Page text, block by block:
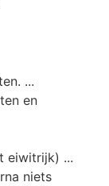
...
en
eiwitrijk) ...
niets